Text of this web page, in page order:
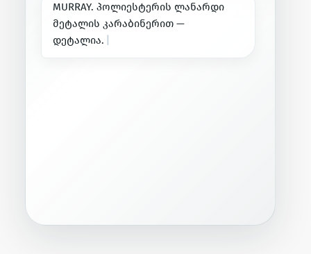
MURRAY. პოლიესტერის ლანარდი
მეტალის კარაბინერით —